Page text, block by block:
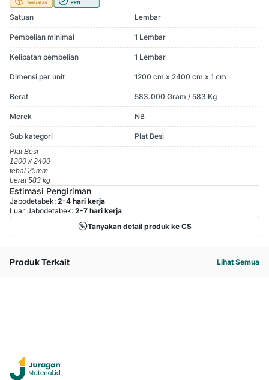
Satuan Lembar
Pembelian minimal 1 Lembar
Kelipatan pembelian 1 Lembar
Dimensi per unit 1200 cm x 2400 cm x 1 cm
Berat 583.000 Gram / 583 Kg
Merek NB
Sub kategori Plat Besi
Plat Besi
1200 x 2400
tebal 25mm
berat 583 kg
Estimasi Pengiriman
Jabodetabek: 2-4 hari kerja
Luar Jabodetabek: 2-7 hari kerja
Tanyakan detail produk ke CS
Produk Terkait Lihat Semua